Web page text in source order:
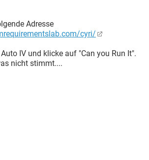
Adresse
cyri/
IV und klicke auf "Can you Run It".
nicht stimmt....